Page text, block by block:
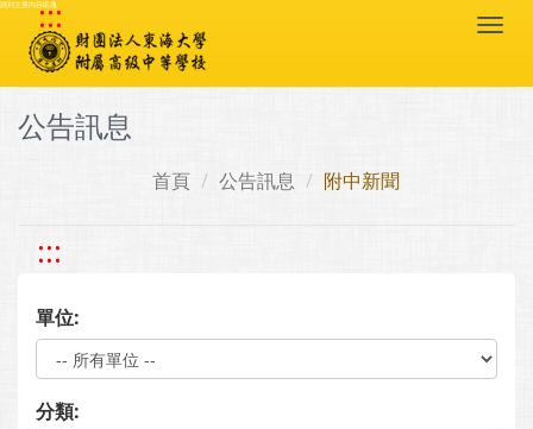
跳到主要內容區塊
:::
公告訊息
首頁 公告訊息 附中新聞
:::
單位:
分類: